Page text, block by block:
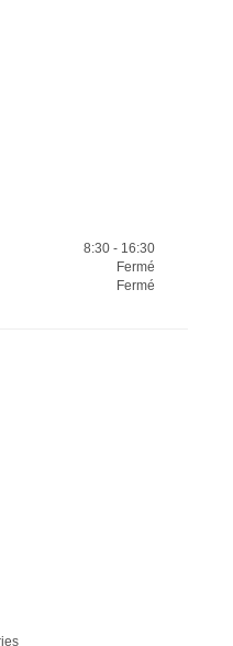
8:30 - 16:30
Fermé
Fermé